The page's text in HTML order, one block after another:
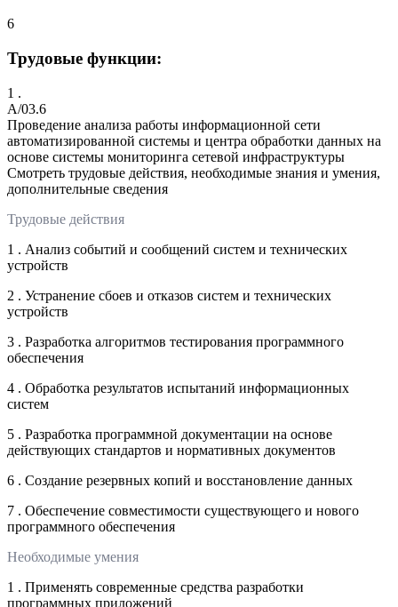
6
Трудовые функции:
1 .
A/03.6
Проведение анализа работы информационной сети
автоматизированной системы и центра обработки данных на
основе системы мониторинга сетевой инфраструктуры
Смотреть трудовые действия, необходимые знания и умения,
дополнительные сведения
Трудовые действия
1 . Анализ событий и сообщений систем и технических
устройств
2 . Устранение сбоев и отказов систем и технических
устройств
3 . Разработка алгоритмов тестирования программного
обеспечения
4 . Обработка результатов испытаний информационных
систем
5 . Разработка программной документации на основе
действующих стандартов и нормативных документов
6 . Создание резервных копий и восстановление данных
7 . Обеспечение совместимости существующего и нового
программного обеспечения
Необходимые умения
1 . Применять современные средства разработки
программных приложений